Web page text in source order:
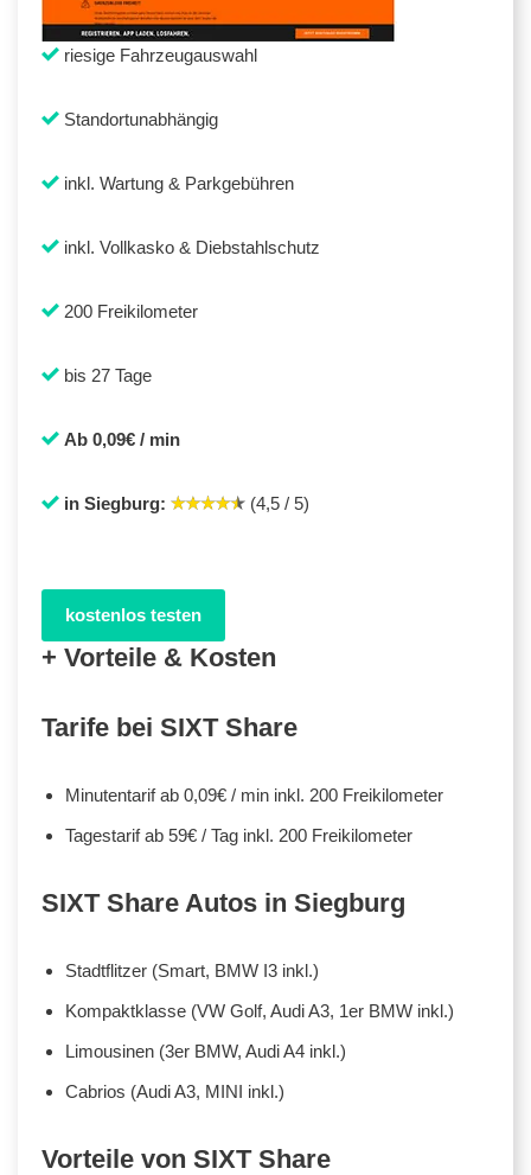
riesige Fahrzeugauswahl
Standortunabhängig
inkl. Wartung & Parkgebühren
inkl. Vollkasko & Diebstahlschutz
200 Freikilometer
bis 27 Tage
Ab 0,09€ / min
in Siegburg: (4,5 / 5)
kostenlos testen
+ Vorteile & Kosten
Tarife bei SIXT Share
Minutentarif ab 0,09€ / min inkl. 200 Freikilometer
Tagestarif ab 59€ / Tag inkl. 200 Freikilometer
SIXT Share Autos in Siegburg
Stadtflitzer (Smart, BMW I3 inkl.)
Kompaktklasse (VW Golf, Audi A3, 1er BMW inkl.)
Limousinen (3er BMW, Audi A4 inkl.)
Cabrios (Audi A3, MINI inkl.)
Vorteile von SIXT Share